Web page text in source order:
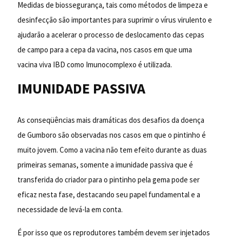
Medidas de biossegurança, tais como métodos de limpeza e
desinfecção são importantes para suprimir o vírus virulento e
ajudarão a acelerar o processo de deslocamento das cepas
de campo para a cepa da vacina, nos casos em que uma
vacina viva IBD como Imunocomplexo é utilizada.
IMUNIDADE PASSIVA
As conseqüências mais dramáticas dos desafios da doença
de Gumboro são observadas nos casos em que o pintinho é
muito jovem. Como a vacina não tem efeito durante as duas
primeiras semanas, somente a imunidade passiva que é
transferida do criador para o pintinho pela gema pode ser
eficaz nesta fase, destacando seu papel fundamental e a
necessidade de levá-la em conta.
É por isso que os reprodutores também devem ser injetados